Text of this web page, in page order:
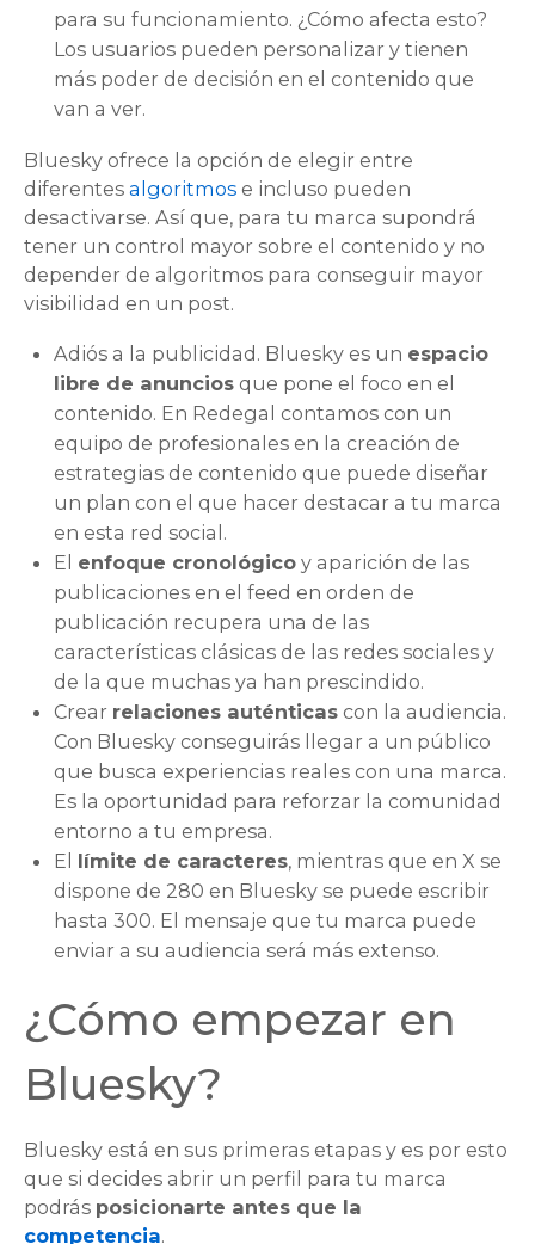
para su funcionamiento. ¿Cómo afecta esto?
Los usuarios pueden personalizar y tienen
más poder de decisión en el contenido que
van a ver.
Bluesky ofrece la opción de elegir entre
diferentes algoritmos e incluso pueden
desactivarse. Así que, para tu marca supondrá
tener un control mayor sobre el contenido y no
depender de algoritmos para conseguir mayor
visibilidad en un post.
Adiós a la publicidad. Bluesky es un espacio
libre de anunciosque pone el foco en el
contenido. En Redegal contamos con un
equipo de profesionales en la creación de
estrategias de contenido que puede diseñar
un plan con el que hacer destacar a tu marca
en esta red social.
El enfoque cronológicoy aparición de las
publicaciones en el feed en orden de
publicación recupera una de las
características clásicas de las redes sociales y
de la que muchas ya han prescindido.
Crear relaciones auténticascon la audiencia.
Con Bluesky conseguirás llegar a un público
que busca experiencias reales con una marca.
Es la oportunidad para reforzar la comunidad
entorno a tu empresa.
El límite de caracteres, mientras que en X se
dispone de 280 en Bluesky se puede escribir
hasta 300. El mensaje que tu marca puede
enviar a su audiencia será más extenso.
¿Cómo empezar en
Bluesky?
Bluesky está en sus primeras etapas y es por esto
que si decides abrir un perfil para tu marca
podrás posicionarte antes que la
competencia.